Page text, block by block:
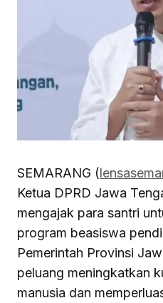
SEMARANG (
Ketua DPRD Jawa
mengajak para santri
program beasiswa
Pemerintah Provinsi
peluang meningkatkan
manusia dan